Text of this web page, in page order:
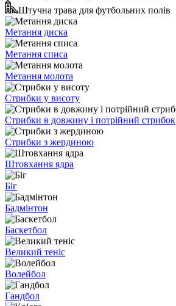
Штучна трава для футбольних полів
Метання диска
Метання списа
Метання молота
Стрибки у висоту
Стрибки в довжину і потрійний стрибок
Стрибки з жердиною
Штовхання ядра
Біг
Бадмінтон
Баскетбол
Великий теніс
Волейбол
Гандбол